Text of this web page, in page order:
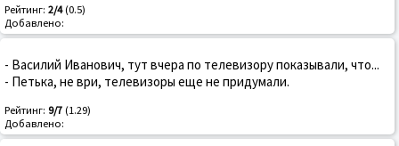
Рейтинг: 2/4(0.5)
Добавлено:
- Василий Иванович, тут вчера по телевизору показывали, что...
- Петька, не ври, телевизоры еще не придумали.
Рейтинг: 9/7 (1.29)
Добавлено: